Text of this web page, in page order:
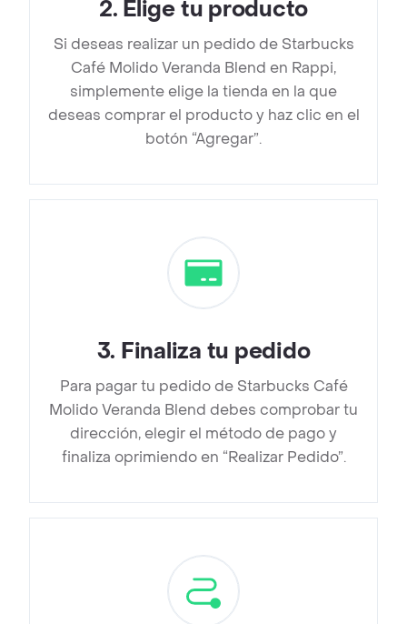
2. Elige tu producto
Si deseas realizar un pedido de Starbucks
Café Molido Veranda Blend en Rappi,
simplemente elige la tienda en la que
deseas comprar el producto y haz clic en el
botón “Agregar”.
3. Finaliza tu pedido
Para pagar tu pedido de Starbucks Café
Molido Veranda Blend debes comprobar tu
dirección, elegir el método de pago y
finaliza oprimiendo en “Realizar Pedido”.